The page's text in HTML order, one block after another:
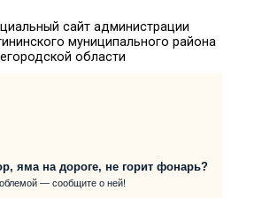
Официальный сайт
Княгининского муниципального